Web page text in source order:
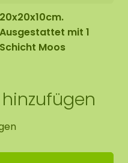
20x20x10cm.
Ausgestattet mit 1
Schicht Moos